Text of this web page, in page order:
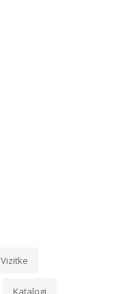
Vizitke
Katalogi